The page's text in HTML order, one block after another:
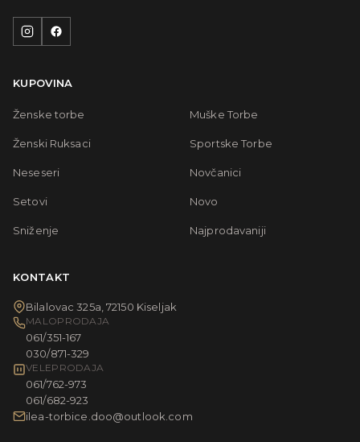
KUPOVINA
Ženske torbe Muške Torbe
Ženski Ruksaci Sportske Torbe
Neseseri Novčanici
Setovi Novo
Sniženje Najprodavaniji
KONTAKT
Bilalovac 325a, 72150 Kiseljak
MALOPRODAJA
061/351-167
030/871-329
VELEPRODAJA
061/762-973
061/682-923
ilea-torbice.doo@outlook.com